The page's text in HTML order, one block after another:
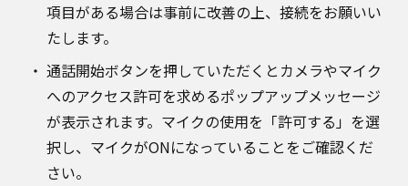
項目がある場合は事前に改善の上、接続をお願いい
たします。
通話開始ボタンを押していただくとカメラやマイク
へのアクセス許可を求めるポップアップメッセージ
が表示されます。マイクの使用を「許可する」を選
択し、マイクがONになっていることをご確認くだ
さい。